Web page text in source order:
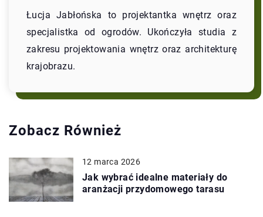
Łucja Jabłońska to projektantka wnętrz oraz
specjalistka od ogrodów. Ukończyła studia z
zakresu projektowania wnętrz oraz architekturę
krajobrazu.
Zobacz Również
12 marca 2026
Jak wybrać idealne materiały do
aranżacji przydomowego tarasu